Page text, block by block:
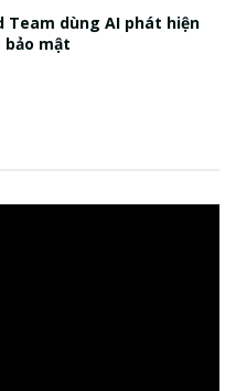
Team dùng AI phát hiện
bảo mật